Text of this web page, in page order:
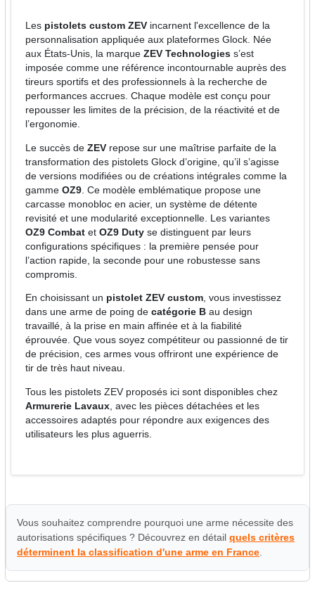
Les pistolets custom ZEV incarnent l'excellence de la
personnalisation appliquée aux plateformes Glock. Née
aux États-Unis, la marqueZEV Technologies s’est
imposée comme une référence incontournable auprès des
tireurs sportifs et des professionnels à la recherche de
performances accrues. Chaque modèle est conçu pour
repousser les limites de la précision, de la réactivité et de
l’ergonomie.
Le succès deZEV repose sur une maîtrise parfaite de la
transformation des pistolets Glock d’origine, qu’il s’agisse
de versions modifiées ou de créations intégrales comme la
gammeOZ9 . Ce modèle emblématique propose une
carcasse monobloc en acier, un système de détente
revisité et une modularité exceptionnelle. Les variantes
OZ9 Combat etOZ9 Duty se distinguent par leurs
configurations spécifiques : la première pensée pour
l’action rapide, la seconde pour une robustesse sans
compromis.
En choisissant un pistolet ZEV custom, vous investissez
dans une arme de poing decatégorie B au design
travaillé, à la prise en main affinée et à la fiabilité
éprouvée. Que vous soyez compétiteur ou passionné de tir
de précision, ces armes vous offriront une expérience de
tir de très haut niveau.
Tous les pistolets ZEV proposés ici sont disponibles chez
Armurerie Lavaux , avec les pièces détachées et les
accessoires adaptés pour répondre aux exigences des
utilisateurs les plus aguerris.
Vous souhaitez comprendre pourquoi une arme nécessite des
autorisations spécifiques ? Découvrez en détailquels critères
déterminent la classification d'une arme en France